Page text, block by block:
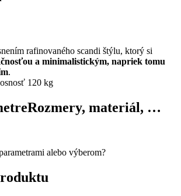
rafinovaného scandi štýlu, ktorý si
a minimalistickým, napriek tomu
.
120 kg
Rozmery, materiál, …
alebo výberom?